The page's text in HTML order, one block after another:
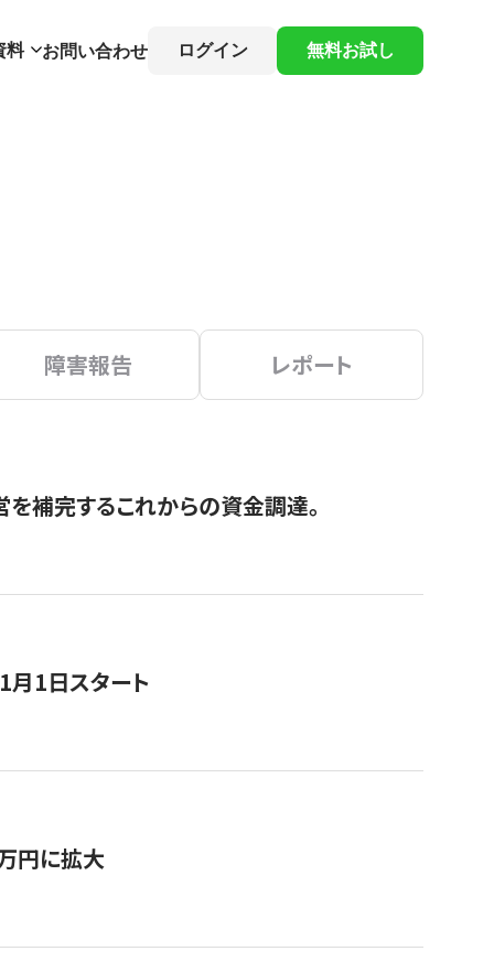
料 お問い合わせ ログイン 無料お試し
障害報告 レポート
補完するこれからの資金調達。
月1日スタート
円に拡大